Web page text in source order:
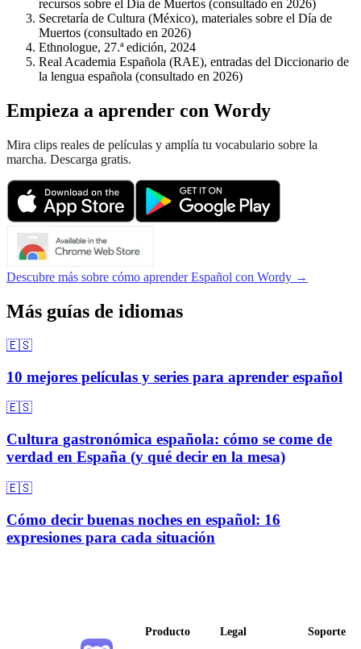
recursos sobre el Día de Muertos (consultado en 2026)
Secretaría de Cultura (México), materiales sobre el Día de
Muertos (consultado en 2026)
Ethnologue, 27.ª edición, 2024
Real Academia Española (RAE), entradas del Diccionario de
la lengua española (consultado en 2026)
Empieza a aprender con Wordy
Mira clips reales de películas y amplía tu vocabulario sobre la
marcha. Descarga gratis.
Descubre más sobre cómo aprender Español con Wordy →
Más guías de idiomas
🇪🇸
10 mejores películas y series para aprender español
🇪🇸
Cultura gastronómica española: cómo se come de
verdad en España (y qué decir en la mesa)
🇪🇸
Cómo decir buenas noches en español: 16
expresiones para cada situación
Producto
Legal
Soporte